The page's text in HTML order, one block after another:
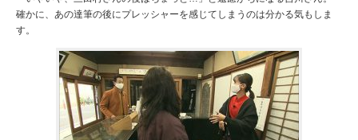
確かに、あの達筆の後にプレッシャーを感じてしまうのは分かる気もしま
す。